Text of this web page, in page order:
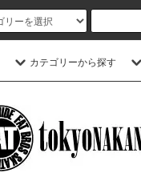
カテゴリーから探す